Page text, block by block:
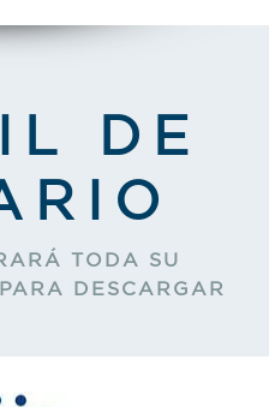
DE
TODA SU
DESCARGAR